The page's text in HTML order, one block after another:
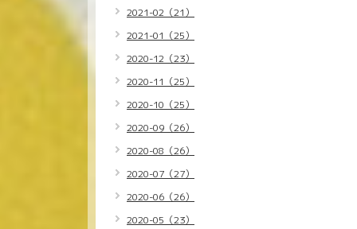
2021-02（21）
2021-01（25）
2020-12（23）
2020-11（25）
2020-10（25）
2020-09（26）
2020-08（26）
2020-07（27）
2020-06（26）
2020-05（23）